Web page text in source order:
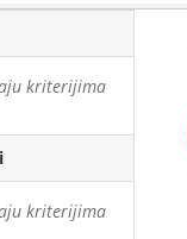
kriterijima
kriterijima